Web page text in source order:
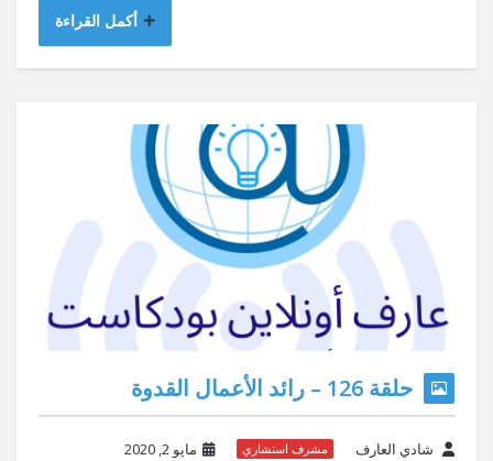
أكمل القراءة
حلقة 126 – رائد الأعمال القدوة
شادي العارف مشرف استشاري
مايو 2, 2020